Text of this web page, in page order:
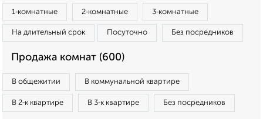
1‑комнатные 2‑комнатные 3‑комнатные
На длительный срок Посуточно Без посредников
Продажа комнат (600)
В общежитии В коммунальной квартире
В 2‑к квартире В 3‑к квартире Без посредников